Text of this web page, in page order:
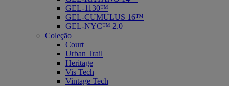
GEL-1130™
GEL-CUMULUS 16™
GEL-NYC™ 2.0
Coleção
Court
Urban Trail
Heritage
Vis Tech
Vintage Tech